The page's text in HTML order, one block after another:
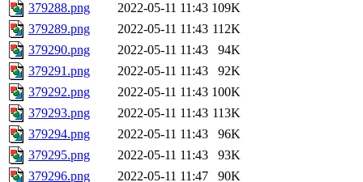
379288.png
2022-05-11 11:43 109K
379289.png
2022-05-11 11:43 112K
379290.png
2022-05-11 11:43
94K
379291.png
2022-05-11 11:43
92K
379292.png
2022-05-11 11:43 100K
379293.png
2022-05-11 11:43 113K
379294.png
2022-05-11 11:43
96K
379295.png
2022-05-11 11:43
93K
379296.png
2022-05-11 11:47
90K